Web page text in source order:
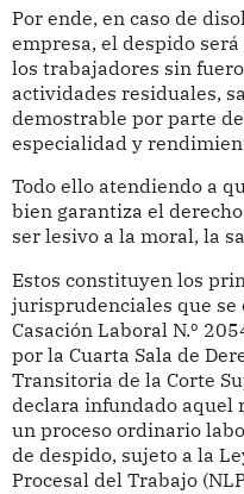
Por ende, en caso de
empresa, el despido
los trabajadores sin
actividades residuales,
demostrable por parte
especialidad y
Todo ello atendiendo a
bien garantiza el
ser lesivo a la moral, la
Estos constituyen los
jurisprudenciales que se
Casación Laboral N.º
por la Cuarta Sala de
Transitoria de la Corte
declara infundado aquel
un proceso ordinario
de despido, sujeto a la
Procesal del Trabajo